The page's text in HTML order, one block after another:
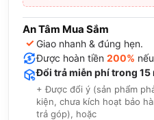
An Tâm Mua Sắm
✓ Giao nhanh & đúng hẹn.
Được hoàn tiền 200%
Đổi trả miễn phí trong 15
+ Được đổi ý (sản phẩm
kiện, chưa kích hoạt bảo
trả góp), hoặc